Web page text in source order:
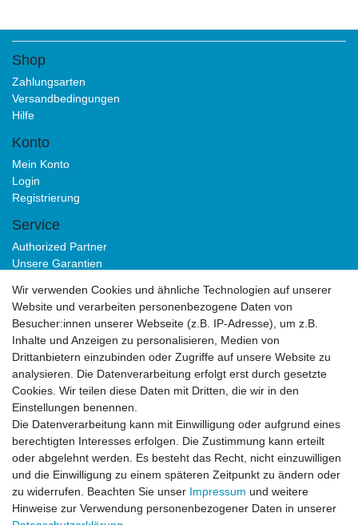
Shop
Zahlungsarten
Versandbedingungen
Hilfe
Konto
Mein Konto
Login
Registrierung
Service
Authorized Partner
Unsere Garantien
B2B
Impressum Daten­schutz­erklärung AGB
Widerrufs­recht Vertrag widerrufen Kontakt
Wir verwenden Cookies und ähnliche Technologien auf unserer
Website und verarbeiten personenbezogene Daten von
Besucher:innen unserer Webseite (z.B. IP-Adresse), um z.B.
Inhalte und Anzeigen zu personalisieren, Medien von
Drittanbietern einzubinden oder Zugriffe auf unsere Website zu
analysieren. Die Datenverarbeitung erfolgt erst durch gesetzte
Cookies. Wir teilen diese Daten mit Dritten, die wir in den
Einstellungen benennen.
Die Datenverarbeitung kann mit Einwilligung oder aufgrund eines
berechtigten Interesses erfolgen. Die Zustimmung kann erteilt
oder abgelehnt werden. Es besteht das Recht, nicht einzuwilligen
und die Einwilligung zu einem späteren Zeitpunkt zu ändern oder
zu widerrufen. Beachten Sie unser Impressum und weitere
Hinweise zur Verwendung personenbezogener Daten in unserer